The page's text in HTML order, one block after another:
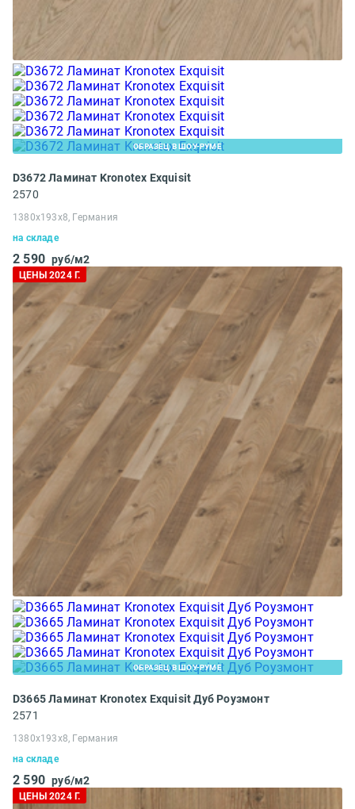
ОБРАЗЕЦ В ШОУ-РУМЕ
D3672 Ламинат Kronotex Exquisit
2570
1380x193x8, Германия
на складе
2 590 руб/м2
ОБРАЗЕЦ В ШОУ-РУМЕ
ЦЕНЫ 2024 Г.
D3665 Ламинат Kronotex Exquisit Дуб Роузмонт
2571
1380x193x8, Германия
на складе
2 590 руб/м2
ЦЕНЫ 2024 Г.